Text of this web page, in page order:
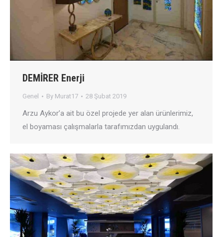
DEMİRER Enerji
Genel By Murat17 28 Şubat 2019
Arzu Aykor’a ait bu özel projede yer alan ürünlerimiz,
el boyaması çalışmalarla tarafımızdan uygulandı.